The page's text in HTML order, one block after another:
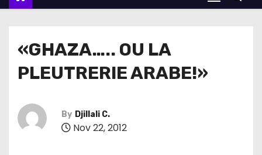
c
«GHAZA….. OU LA
PLEUTRERIE ARABE!»
By Djillali C.
Nov 22, 2012